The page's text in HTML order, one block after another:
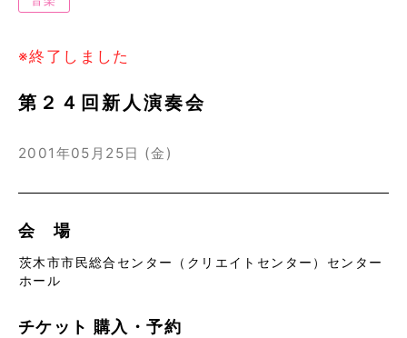
※終了しました
第２４回新人演奏会
2001年05月25日 (金)
会 場
茨木市市民総合センター（クリエイトセンター）センター
ホール
チケット 購入・予約